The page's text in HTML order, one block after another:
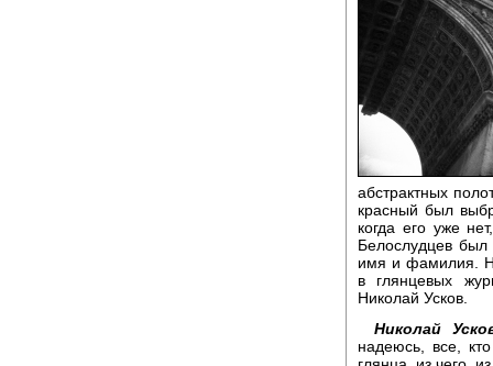
абстрактных
красный был
когда его уже
Белослудцев был
имя и фамилия.
в глянцевых
Николай Усков.
Николай
надеюсь, все,